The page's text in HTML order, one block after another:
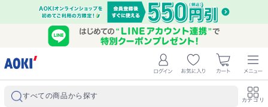
すべての商品から探す カテゴリ